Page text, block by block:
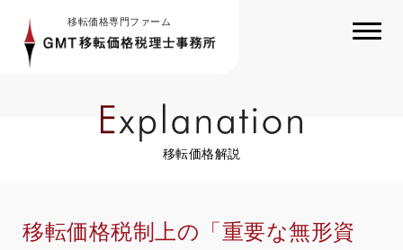
移転価格専門ファーム
移転価格解説
移転価格税制上の「重要な無形資